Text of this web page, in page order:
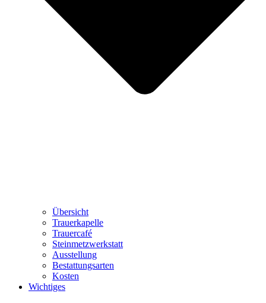
Übersicht
Trauerkapelle
Trauercafé
Steinmetzwerkstatt
Ausstellung
Bestattungsarten
Kosten
Wichtiges